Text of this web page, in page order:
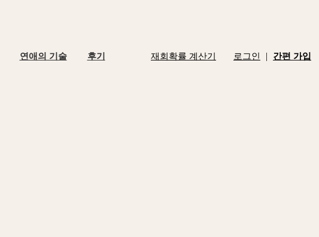
재회확률 계산기 로그인 | 간편 가입
연애의 기술 후기